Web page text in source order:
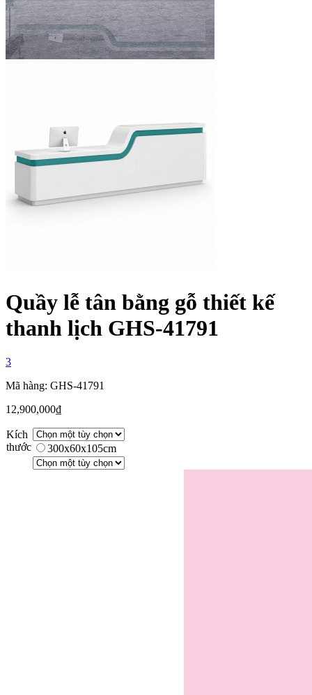
Quầy lễ tân bằng gỗ thiết kế
thanh lịch GHS-41791
3
Mã hàng: GHS-41791
12,900,000₫
Kích
thước
300x60x105cm